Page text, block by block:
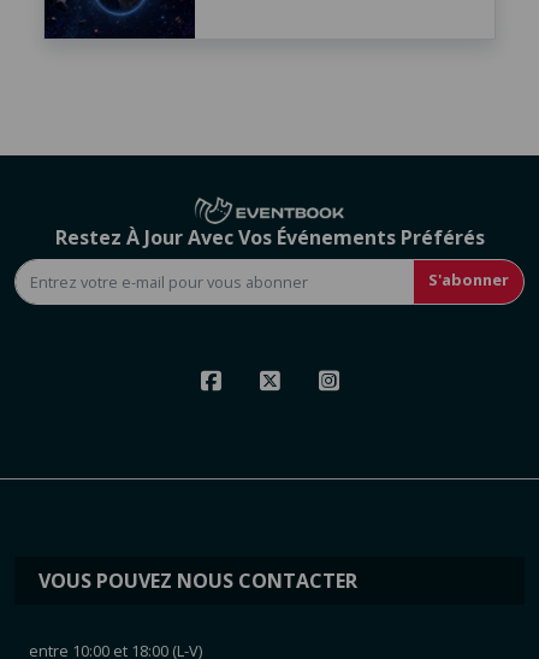
Restez À Jour Avec Vos Événements Préférés
S'abonner
VOUS POUVEZ NOUS CONTACTER
entre 10:00 et 18:00 (L-V)